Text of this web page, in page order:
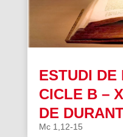
ESTUDI DE
CICLE B –
DE
Mc 1,12-15